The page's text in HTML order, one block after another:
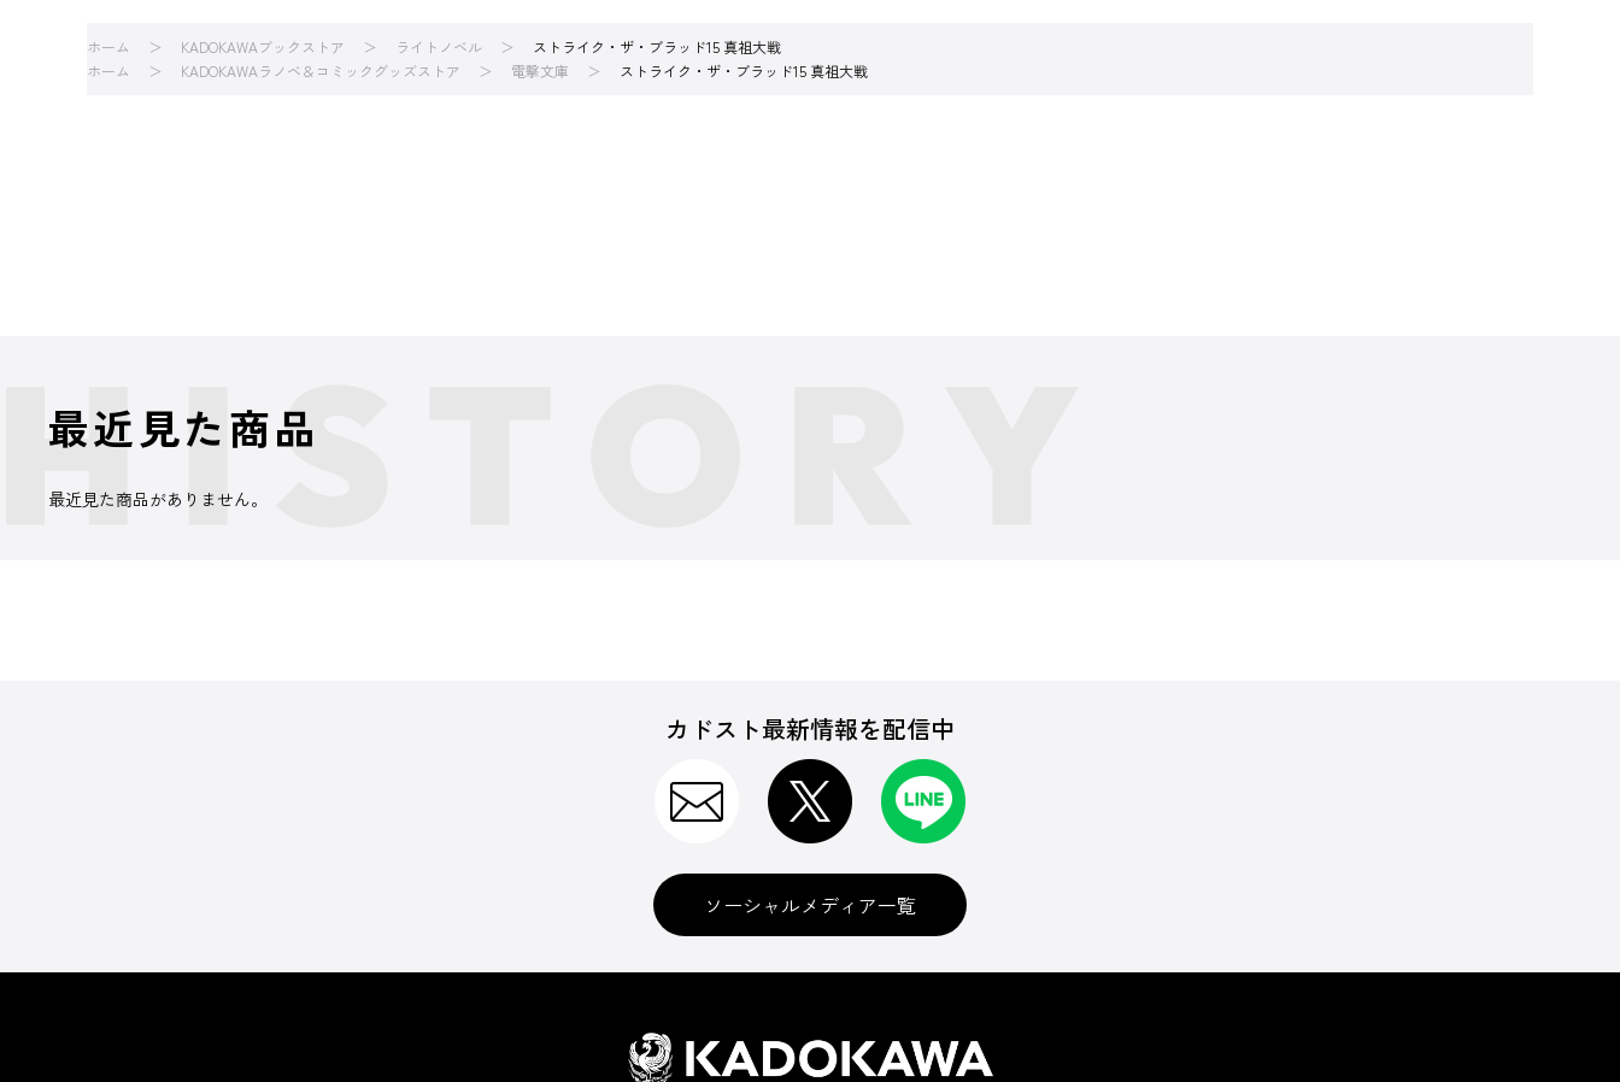
ホーム KADOKAWAブックストア ライトノベル
ストライク・ザ・ブラッド15 真祖大戦
ホーム
KADOKAWAラノベ＆コミックグッズストア 電撃文庫 ストライク・ザ・ブラッド15 真祖大戦
最近見た商品
最近見た商品がありません。
カドスト最新情報を配信中
ソーシャルメディア一覧